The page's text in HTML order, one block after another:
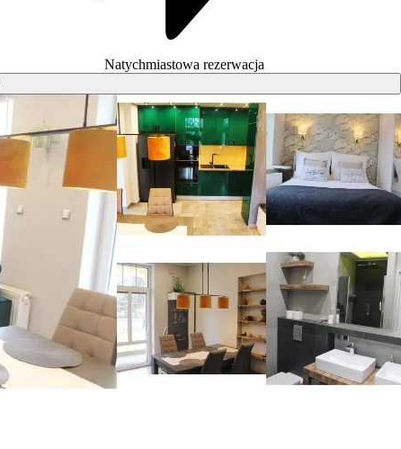
Natychmiastowa rezerwacja